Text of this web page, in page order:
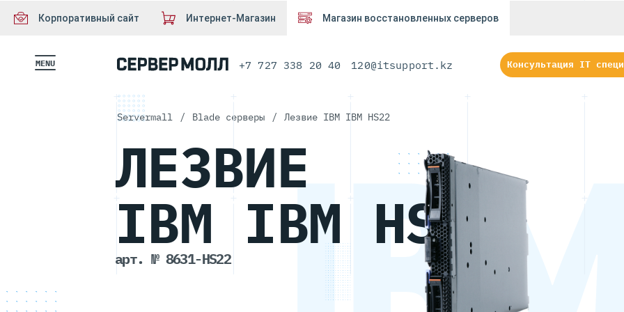
Корпоративный сайт Интернет-Магазин Магазин восстановленных серверов
MENU +7 727 338 20 40 120@itsupport.kz Консультация IT
Servermall / Blade серверы / Лезвие IBM IBM HS22
ЛЕЗВИЕ
IBM IBM HS22
арт. № 8631-HS22